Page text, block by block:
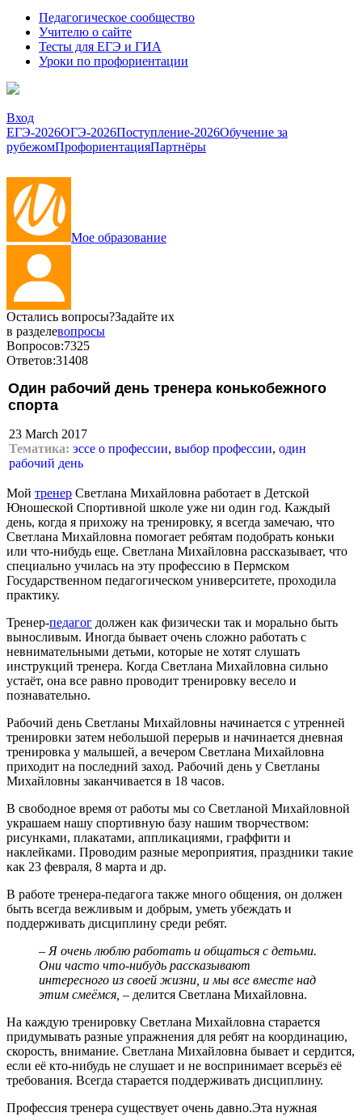
Педагогическое сообщество
Учителю о сайте
Тесты для ЕГЭ и ГИА
Уроки по профориентации
Вход
ЕГЭ-2026ОГЭ-2026Поступление-2026Обучение за
рубежомПрофориентацияПартнёры
Мое образование
Остались вопросы?Задайте их
в разделевопросы
Вопросов:7325
Ответов:31408
Один рабочий день тренера конькобежного
спорта
23 March 2017
Тематика: эссе о профессии, выбор профессии, один
рабочий день
Мой тренер Светлана Михайловна работает в Детской
Юношеской Спортивной школе уже ни один год. Каждый
день, когда я прихожу на тренировку, я всегда замечаю, что
Светлана Михайловна помогает ребятам подобрать коньки
или что-нибудь еще. Светлана Михайловна рассказывает, что
специально училась на эту профессию в Пермском
Государственном педагогическом университете, проходила
практику.
Тренер-педагог должен как физически так и морально быть
выносливым. Иногда бывает очень сложно работать с
невнимательными детьми, которые не хотят слушать
инструкций тренера. Когда Светлана Михайловна сильно
устаёт, она все равно проводит тренировку весело и
познавательно.
Рабочий день Светланы Михайловны начинается с утренней
тренировки затем небольшой перерыв и начинается дневная
тренировка у малышей, а вечером Светлана Михайловна
приходит на последний заход. Рабочий день у Светланы
Михайловны заканчивается в 18 часов.
В свободное время от работы мы со Светланой Михайловной
украшаем нашу спортивную базу нашим творчеством:
рисунками, плакатами, аппликациями, граффити и
наклейками. Проводим разные мероприятия, праздники такие
как 23 февраля, 8 марта и др.
В работе тренера-педагога также много общения, он должен
быть всегда вежливым и добрым, уметь убеждать и
поддерживать дисциплину среди ребят.
– Я очень люблю работать и общаться с детьми.
Они часто что-нибудь рассказывают
интересного из своей жизни, и мы все вместе над
этим смеёмся, – делится Светлана Михайловна.
На каждую тренировку Светлана Михайловна старается
придумывать разные упражнения для ребят на координацию,
скорость, внимание. Светлана Михайловна бывает и сердится,
если её кто-нибудь не слушает и не воспринимает всерьёз её
требования. Всегда старается поддерживать дисциплину.
Профессия тренера существует очень давно.Эта нужная